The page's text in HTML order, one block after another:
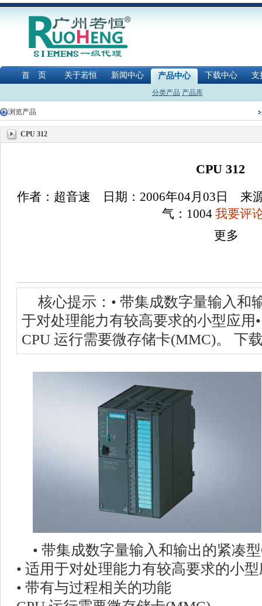
首 页 关于若恒 新闻中心 产品中心 下载中心 支
分类产品 产品库
浏览产品
CPU 312
CPU 312
作者：超音速 日期：2006年04月03日
气： 1004 我要评
更多
核心提示：• 带集成数字量输入和
于对处理能力有较高要求的小型应用
CPU 运行需要微存储卡(MMC)。 下
• 带集成数字量输入和输出的紧凑
• 适用于对处理能力有较高要求的小
• 带有与过程相关的功能